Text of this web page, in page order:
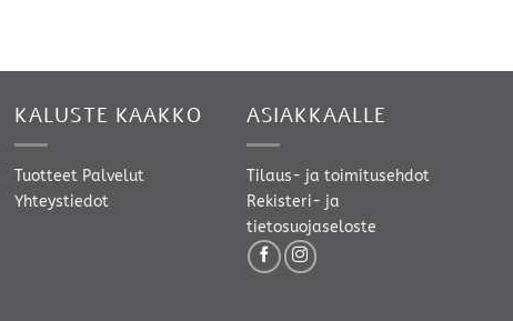
KALUSTE KAAKKO
Tuotteet Palvelut
Yhteystiedot
ASIAKKAALLE
Tilaus- ja toimitusehdot
Rekisteri- ja
tietosuojaseloste